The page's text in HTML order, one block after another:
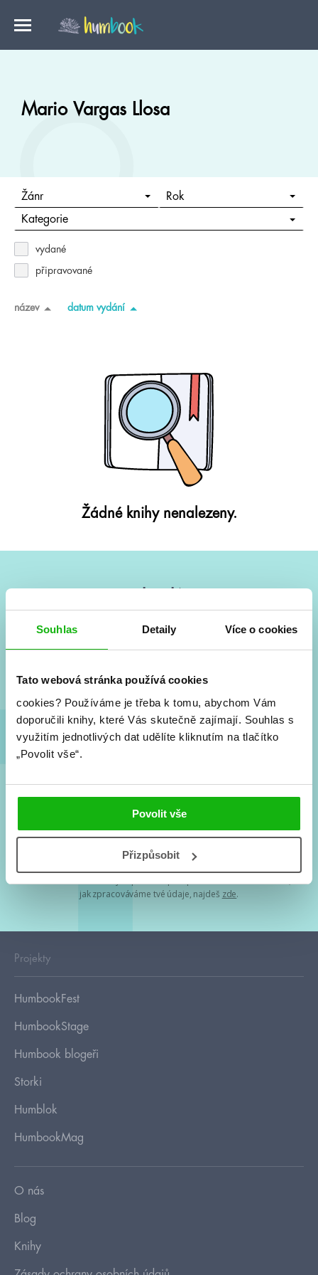
Souhlas Detaily Více o cookies
Tato webová stránka používá cookies
cookies? Používáme je třeba k tomu, abychom Vám
doporučili knihy, které Vás skutečně zajímají. Souhlas s
využitím jednotlivých dat udělíte kliknutím na tlačítko
„Povolit vše“.
Povolit vše
Přizpůsobit
Mario Vargas Llosa
Žánr Rok
Kategorie
vydané
připravované
název datum vydání
Žádné knihy nenalezeny.
Vše kolem #youngadult každý měsíc rovnou do mailu!
a seriálové adaptace a další.
Souhlasím spodmínkami zpracování osobních údajů
Tvá e-mailová adresa je u nás v bezpečí. Přečti si
jak zpracováváme tvé údaje, najdeš zde.
Projekty
HumbookFest
HumbookStage
Humbook blogeři
Storki
Humblok
HumbookMag
O nás
Blog
Knihy